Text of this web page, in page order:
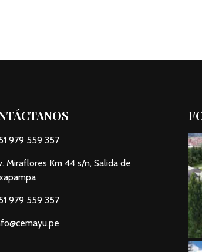
979 559 357
Miraflores Km 44 s/n, Salida de
979 559 357